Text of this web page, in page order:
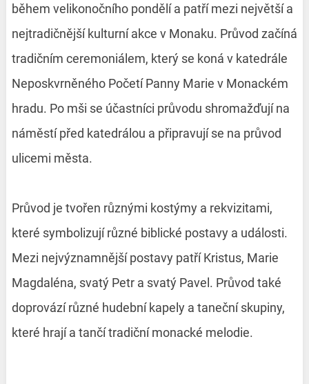
během velikonočního pondělí a patří mezi největší a
nejtradičnější kulturní akce v Monaku. Průvod začíná
tradičním ceremoniálem, který se koná v katedrále
Neposkvrněného Početí Panny Marie v Monackém
hradu. Po mši se účastníci průvodu shromažďují na
náměstí před katedrálou a připravují se na průvod
ulicemi města.
Průvod je tvořen různými kostýmy a rekvizitami,
které symbolizují různé biblické postavy a události.
Mezi nejvýznamnější postavy patří Kristus, Marie
Magdaléna, svatý Petr a svatý Pavel. Průvod také
doprovází různé hudební kapely a taneční skupiny,
které hrají a tančí tradiční monacké melodie.